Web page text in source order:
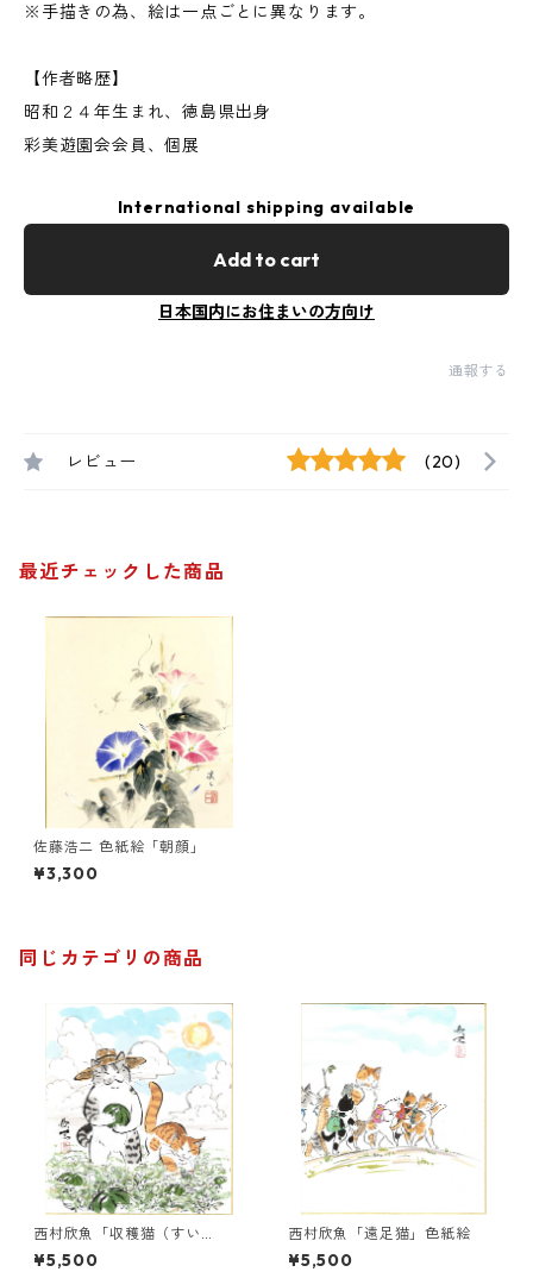
※手描きの為、絵は一点ごとに異なります。
【作者略歴】
昭和２４年生まれ、徳島県出身
彩美遊園会会員、個展
International shipping available
Add to cart
日本国内にお住まいの方向け
通報する
レビュー (20)
最近チェックした商品
佐藤浩二 色紙絵「朝顔」
¥3,300
同じカテゴリの商品
西村欣魚「収穫猫（すい
か）」色紙絵
¥5,500
西村欣魚「遠足猫」色紙絵
¥5,500